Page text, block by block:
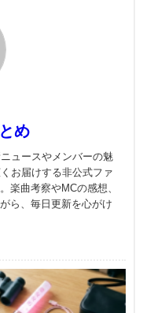
め
ュースやメンバーの魅
お届けする非公式ファ
楽曲考察やMCの感想、
ら、毎日更新を心がけ